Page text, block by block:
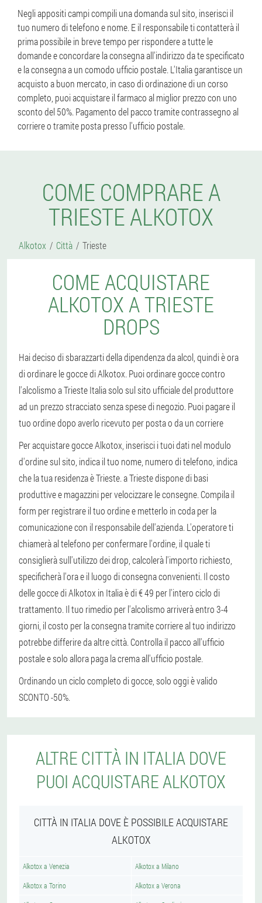
Negli appositi campi compili una domanda sul sito, inserisci il
tuo numero di telefono e nome. E il responsabile ti contatterà il
prima possibile in breve tempo per rispondere a tutte le
domande e concordare la consegna all'indirizzo da te specificato
e la consegna a un comodo ufficio postale. L'Italia garantisce un
acquisto a buon mercato, in caso di ordinazione di un corso
completo, puoi acquistare il farmaco al miglior prezzo con uno
sconto del 50%. Pagamento del pacco tramite contrassegno al
corriere o tramite posta presso l'ufficio postale.
COME COMPRARE A
TRIESTE ALKOTOX
Alkotox Città Trieste
COME ACQUISTARE
ALKOTOX A TRIESTE
DROPS
Hai deciso di sbarazzarti della dipendenza da alcol, quindi è ora
di ordinare le gocce di Alkotox. Puoi ordinare gocce contro
l'alcolismo a Trieste Italia solo sul sito ufficiale del produttore
ad un prezzo stracciato senza spese di negozio. Puoi pagare il
tuo ordine dopo averlo ricevuto per posta o da un corriere
Per acquistare gocce Alkotox, inserisci i tuoi dati nel modulo
d'ordine sul sito, indica il tuo nome, numero di telefono, indica
che la tua residenza è Trieste. a Trieste dispone di basi
produttive e magazzini per velocizzare le consegne. Compila il
form per registrare il tuo ordine e metterlo in coda per la
comunicazione con il responsabile dell'azienda. L'operatore ti
chiamerà al telefono per confermare l'ordine, il quale ti
consiglierà sull'utilizzo dei drop, calcolerà l'importo richiesto,
specificherà l'ora e il luogo di consegna convenienti. Il costo
delle gocce di Alkotox in Italia è di € 49 per l'intero ciclo di
trattamento. Il tuo rimedio per l'alcolismo arriverà entro 3-4
giorni, il costo per la consegna tramite corriere al tuo indirizzo
potrebbe differire da altre città. Controlla il pacco all'ufficio
postale e solo allora paga la crema all'ufficio postale.
Ordinando un ciclo completo di gocce, solo oggi è valido
SCONTO -50%.
ALTRE CITTÀ IN ITALIA DOVE
PUOI ACQUISTARE ALKOTOX
CITTÀ IN ITALIA DOVE È POSSIBILE ACQUISTARE
ALKOTOX
Alkotox a Venezia Alkotox a Milano
Alkotox a Torino Alkotox a Verona